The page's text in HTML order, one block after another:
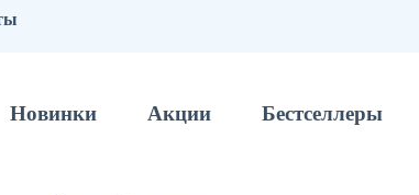
Новинки Акции Бестселлеры